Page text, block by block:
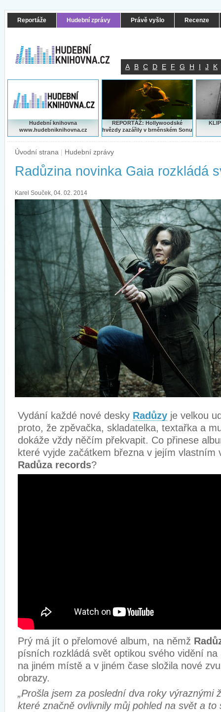
Reportáže Hudební zprávy Právě vyšlo Recenze
A B C D E F G H I J K
Hudební knihovna
www.hudebniknihovna.cz
REPORTÁŽ: Hollywoodské
hvězdy zazářily v brněnském Sonu
Úvodní strana | Hudební zprávy
Radůzina novinka Gaia rozkládá
Karel Souček, 04. 02. 2014
Vydání každé nové desky Radůzy je velkou
proto, že zpěvačka, skladatelka, textařka a
dokáže vždy něčím překvapit. Co přinese
které vyjde začátkem března v jejím vlastním
Radůza records?
Prý má jít o přelomové album, na němž
písních rozkládá svět optikou svého vidění na
na jiném místě a v jiném čase složila nové
obrazy.
„Prošla jsem za poslední dva roky výraznými
které značně ovlivnily můj pohled na svět a to